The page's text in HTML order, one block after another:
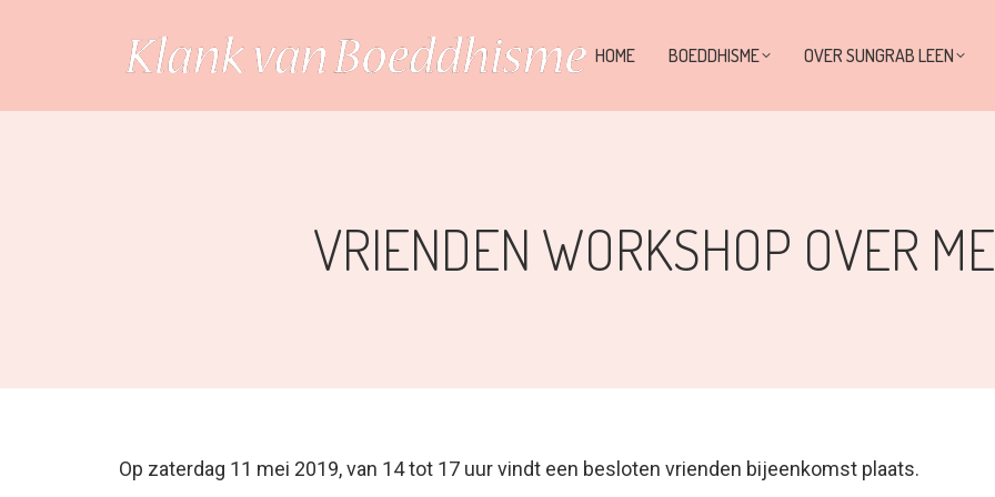
HOME BOEDDHISME OVER SUNGRAB LEEN
VRIENDEN WORKSHOP OVER
Op zaterdag 11 mei 2019, van 14 tot 17 uur vindt een besloten vrienden bijeenkomst plaats.